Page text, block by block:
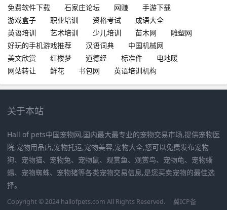
免费软件下载
石家庄论坛 网赚
手游下载
游戏盒子
职业培训 资格考试
成语大全
英语培训
艺术培训 少儿培训 苗木网
雕塑网
好玩的手机游戏推荐
汉语词典
中国机械网
美文欣赏
红楼梦 道德经 标准件
电地暖
网站转让
鲜花 书包网 英语培训机构
关于本站
Hall of pets中国宠物网,国内最大最专业的宠物交易市场,提供宠物医
院,宠物用品店,宠物托运,宠物美容,宠物大全,您可以免费发布宠物
狗、宠物猫、宠物兔、宠物鼠、观赏鱼、观赏鸟、宠物龟、宠物蜥
蜴、宠物蜘蛛、宠物猪等各类宠物交易信息,是您买卖宠物的最佳选
择。
Copyright © 2024 hallofpets.com All Rights Reserved. 冀ICP备